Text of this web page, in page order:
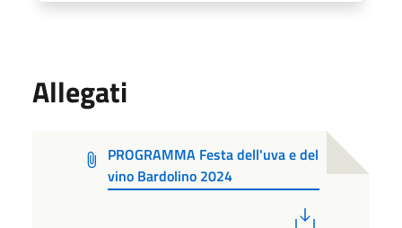
Allegati
PROGRAMMA Festa dell'uva e del
vino Bardolino 2024